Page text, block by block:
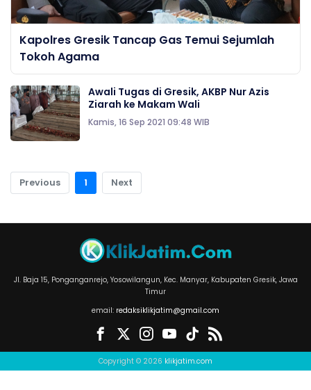
Kapolres Gresik Tancap Gas Temui Sejumlah
Tokoh Agama
Awali Tugas di Gresik, AKBP Nur Azis
Ziarah ke Makam Wali
Kamis, 16 Sep 2021 09:48 WIB
Previous 1 Next
Jl. Baja 15, Ponganganrejo, Yosowilangun, Kec. Manyar, Kabupaten Gresik, Jawa
Timur
email: redaksiklikjatim@gmail.com
Copyright © 2026 klikjatim.com